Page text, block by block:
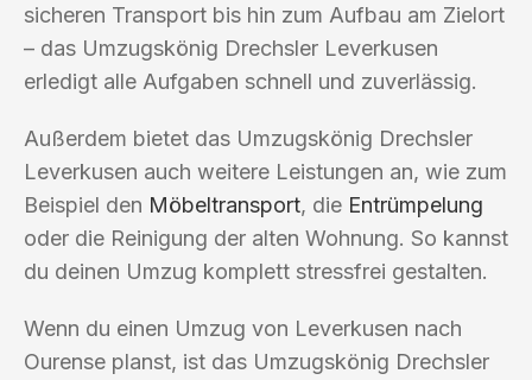
sicheren Transport bis hin zum Aufbau am Zielort
– das Umzugskönig Drechsler Leverkusen
erledigt alle Aufgaben schnell und zuverlässig.
Außerdem bietet das Umzugskönig Drechsler
Leverkusen auch weitere Leistungen an, wie zum
Beispiel den Möbeltransport, die Entrümpelung
oder die Reinigung der alten Wohnung. So kannst
du deinen Umzug komplett stressfrei gestalten.
Wenn du einen Umzug von Leverkusen nach
Ourense planst, ist das Umzugskönig Drechsler